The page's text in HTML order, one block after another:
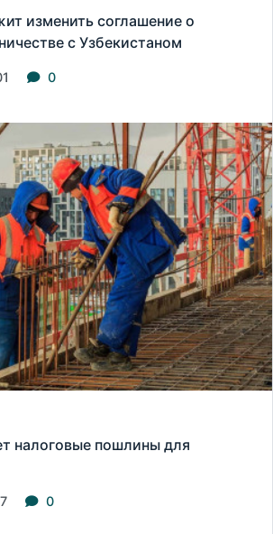
изменить соглашение о
с Узбекистаном
0
налоговые пошлины для
0